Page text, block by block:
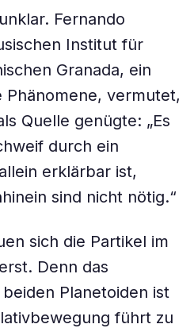
Fernando
Institut für
Granada, ein
Phänomene, vermutet,
Quelle genügte: „Es
durch ein
erklärbar ist,
sind nicht nötig.“
sich die Partikel im
Denn das
Planetoiden ist
führt zu